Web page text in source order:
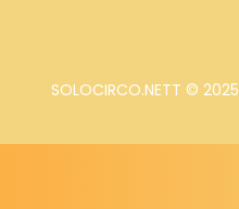
SOLOCIRCO.NETT © 2025